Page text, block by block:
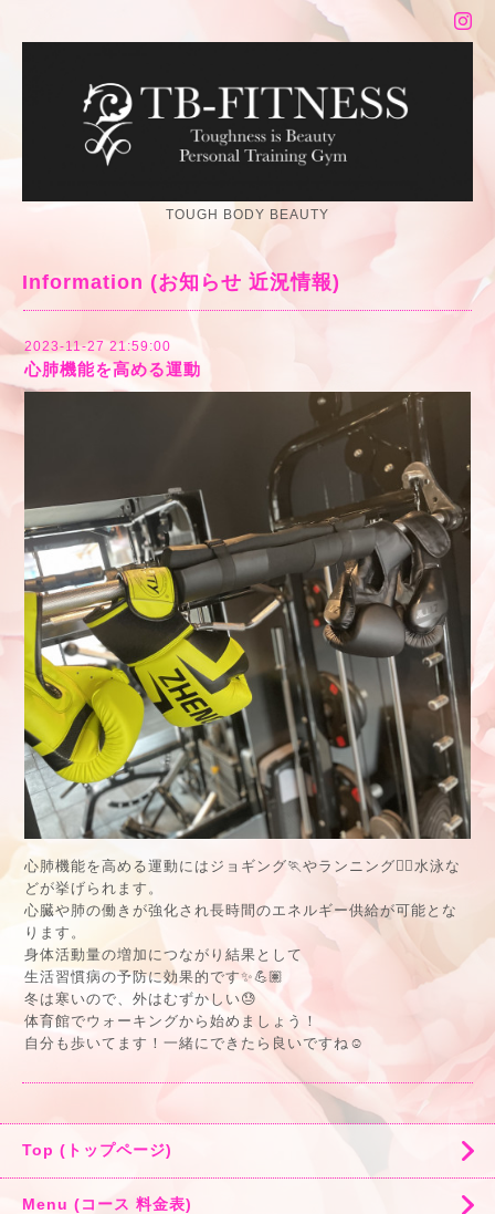
TOUGH BODY BEAUTY
Information (お知らせ 近況情報)
2023-11-27 21:59:00
心肺機能を高める運動
心肺機能を高める運動にはジョギング🏃やランニング🏃‍♀️水泳な
どが挙げられます。
心臓や肺の働きが強化され長時間のエネルギー供給が可能とな
ります。
身体活動量の増加につながり結果として
生活習慣病の予防に効果的です✨💪🏽
冬は寒いので、外はむずかしい😓
体育館でウォーキングから始めましょう！
自分も歩いてます！一緒にできたら良いですね☺️
Top (トップページ)
Menu (コース 料金表)